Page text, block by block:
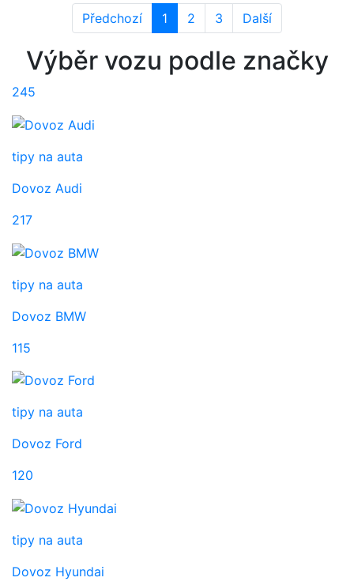
Předchozí 1 2 3 Další
Výběr vozu podle značky
245
tipy na auta
Dovoz Audi
217
tipy na auta
Dovoz BMW
115
tipy na auta
Dovoz Ford
120
tipy na auta
Dovoz Hyundai